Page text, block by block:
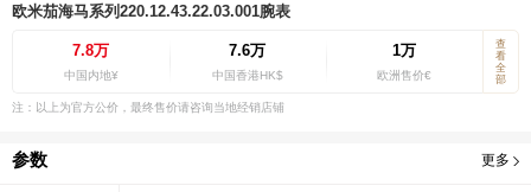
欧米茄海马系列220.12.43.22.03.001腕表
7.8万
中国内地¥
7.6万
中国香港HK$
1万
欧洲售价€
查
看
全
部
注：以上为官方公价，最终售价请咨询当地经销店铺
参数 更多